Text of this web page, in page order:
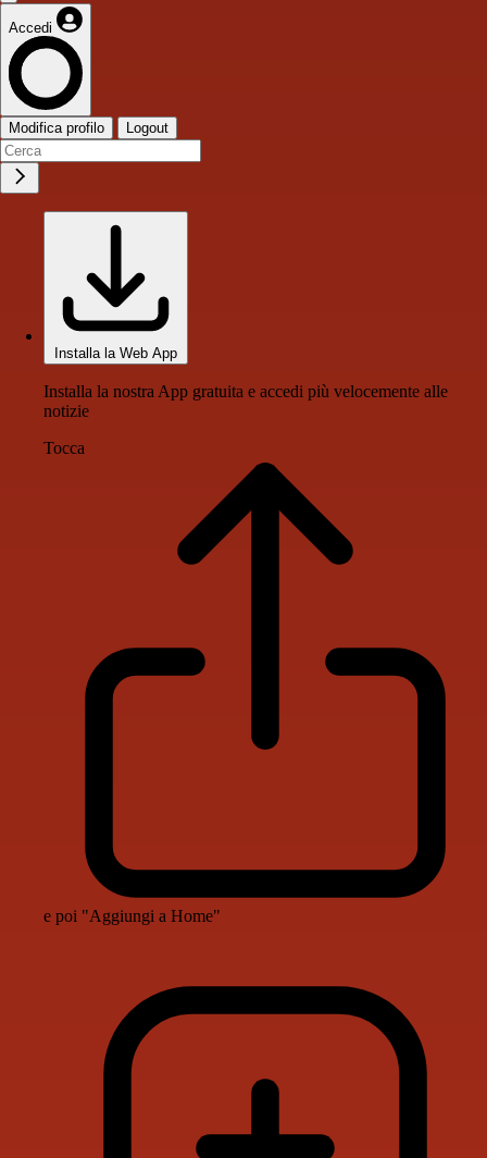
Accedi
Modifica profilo Logout
Installa la Web App
Installa la nostra App gratuita e accedi più velocemente alle
notizie
Tocca
e poi "Aggiungi a Home"